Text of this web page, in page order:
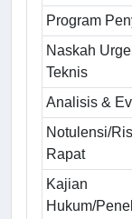
Program
Naskah
Teknis
Analisis &
Notulensi/
Rapat
Kajian
Hukum/